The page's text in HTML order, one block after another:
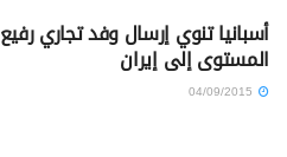
أسبانيا تنوي إرسال وفد تجاري رفيع
المستوى إلى إيران